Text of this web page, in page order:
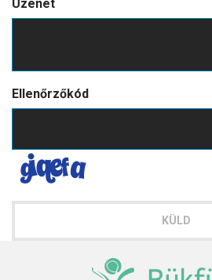
Üzenet
Ellenőrzőkód
KÜLD